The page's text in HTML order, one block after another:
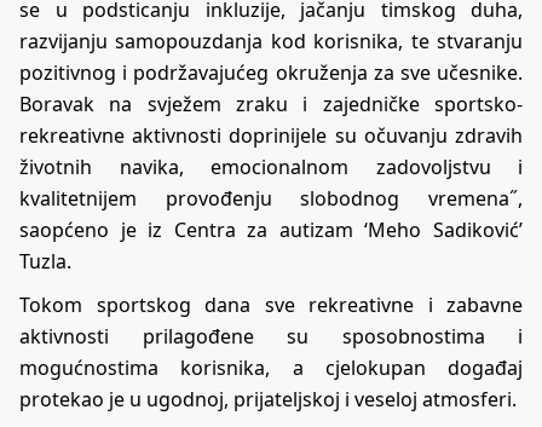
se u podsticanju inkluzije, jačanju timskog duha,
razvijanju samopouzdanja kod korisnika, te stvaranju
pozitivnog i podržavajućeg okruženja za sve učesnike.
Boravak na svježem zraku i zajedničke sportsko-
rekreativne aktivnosti doprinijele su očuvanju zdravih
životnih navika, emocionalnom zadovoljstvu i
kvalitetnijem provođenju slobodnog vremena˝,
saopćeno je iz Centra za autizam ‘Meho Sadiković’
Tuzla.
Tokom sportskog dana sve rekreativne i zabavne
aktivnosti prilagođene su sposobnostima i
mogućnostima korisnika, a cjelokupan događaj
protekao je u ugodnoj, prijateljskoj i veseloj atmosferi.